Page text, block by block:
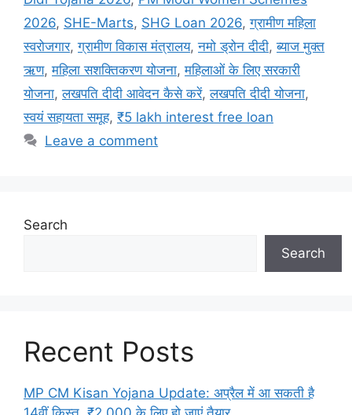
2026, SHE-Marts, SHG Loan 2026,ग्रामीण महिला
स्वरोजगार,ग्रामीण विकास मंत्रालय,नमो ड्रोन दीदी,ब्याज मुक्त
ऋण,महिला सशक्तिकरण योजना,महिलाओं के लिए सरकारी
योजना,लखपति दीदी आवेदन कैसे करें,लखपति दीदी योजना,
स्वयं सहायता समूह, ₹5 lakh interest free loan
Leave a comment
Search
Search
Recent Posts
MP CM Kisan Yojana Update: अप्रैल में आ सकती है